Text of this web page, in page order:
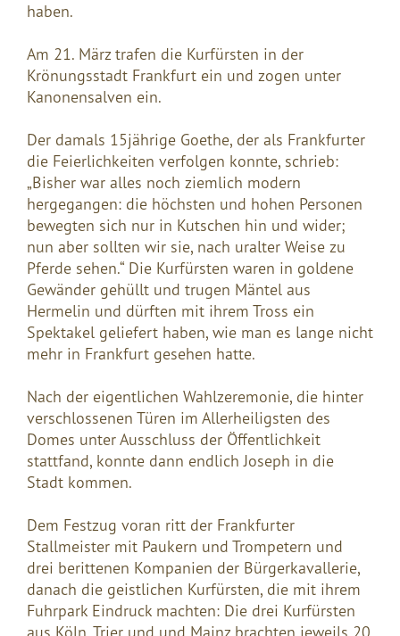
haben.
Am 21. März trafen die Kurfürsten in der
Krönungsstadt Frankfurt ein und zogen unter
Kanonensalven ein.
Der damals 15jährige Goethe, der als Frankfurter
die Feierlichkeiten verfolgen konnte, schrieb:
„Bisher war alles noch ziemlich modern
hergegangen: die höchsten und hohen Personen
bewegten sich nur in Kutschen hin und wider;
nun aber sollten wir sie, nach uralter Weise zu
Pferde sehen.“ Die Kurfürsten waren in goldene
Gewänder gehüllt und trugen Mäntel aus
Hermelin und dürften mit ihrem Tross ein
Spektakel geliefert haben, wie man es lange nicht
mehr in Frankfurt gesehen hatte.
Nach der eigentlichen Wahlzeremonie, die hinter
verschlossenen Türen im Allerheiligsten des
Domes unter Ausschluss der Öffentlichkeit
stattfand, konnte dann endlich Joseph in die
Stadt kommen.
Dem Festzug voran ritt der Frankfurter
Stallmeister mit Paukern und Trompetern und
drei berittenen Kompanien der Bürgerkavallerie,
danach die geistlichen Kurfürsten, die mit ihrem
Fuhrpark Eindruck machten: Die drei Kurfürsten
aus Köln, Trier und und Mainz brachten jeweils 20